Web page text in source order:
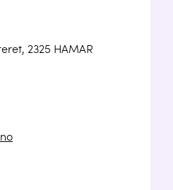
2325 HAMAR